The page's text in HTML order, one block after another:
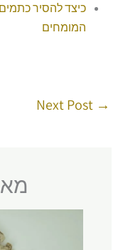
כיצד להסיר
המומחים
Next Post →